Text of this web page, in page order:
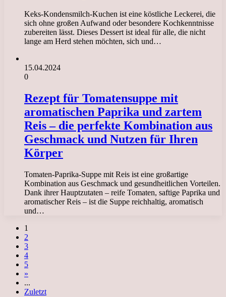
Keks-Kondensmilch-Kuchen ist eine köstliche Leckerei, die
sich ohne großen Aufwand oder besondere Kochkenntnisse
zubereiten lässt. Dieses Dessert ist ideal für alle, die nicht
lange am Herd stehen möchten, sich und…
15.04.2024
0
Rezept für Tomatensuppe mit
aromatischen Paprika und zartem
Reis – die perfekte Kombination aus
Geschmack und Nutzen für Ihren
Körper
Tomaten-Paprika-Suppe mit Reis ist eine großartige
Kombination aus Geschmack und gesundheitlichen Vorteilen.
Dank ihrer Hauptzutaten – reife Tomaten, saftige Paprika und
aromatischer Reis – ist die Suppe reichhaltig, aromatisch
und…
1
2
3
4
5
»
...
Zuletzt